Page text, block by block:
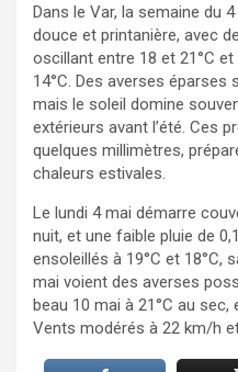
Dans le Var, la semaine du
douce et printanière, avec
oscillant entre 18 et 21°C
14°C. Des averses
mais le soleil domine
extérieurs avant l’été. Ces
quelques millimètres,
chaleurs estivales.
Le lundi 4 mai démarre
nuit, et une faible pluie de
ensoleillés à 19°C et 18°C,
mai voient des averses
beau 10 mai à 21°C au
Vents modérés à 22 km/h